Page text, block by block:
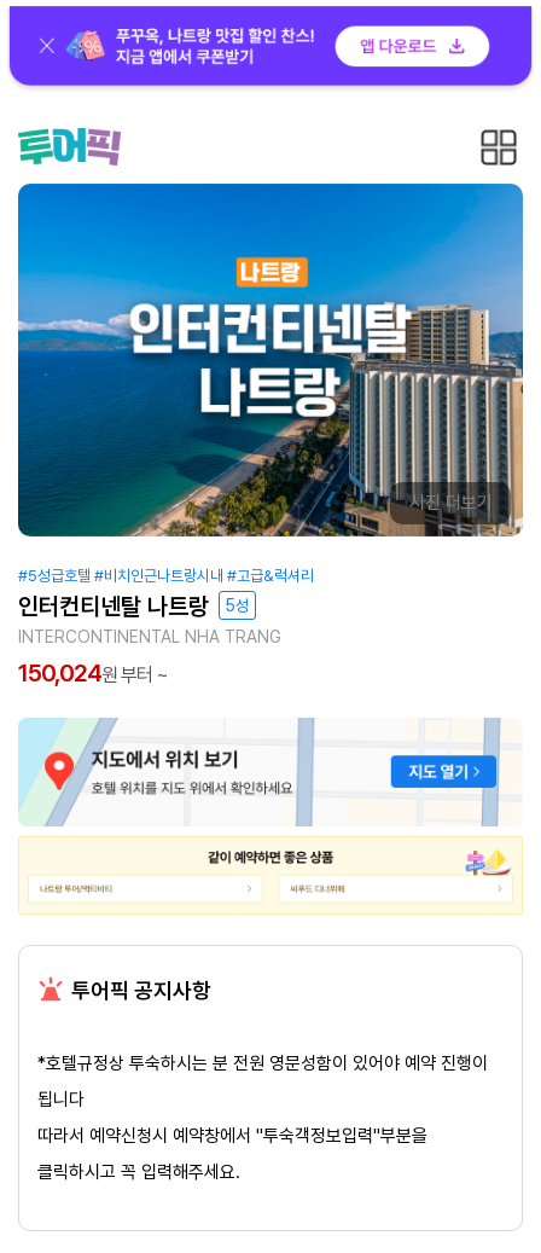
사진 더보기
#5성급호텔 #비치인근나트랑시내 #고급&럭셔리
인터컨티넨탈 나트랑
5성
INTERCONTINENTAL NHA TRANG
150,024원 부터 ~
투어픽 공지사항
*호텔규정상 투숙하시는 분 전원 영문성함이 있어야 예약 진행이
됩니다
따라서 예약신청시 예약창에서 "투숙객정보입력"부분을
클릭하시고 꼭 입력해주세요.